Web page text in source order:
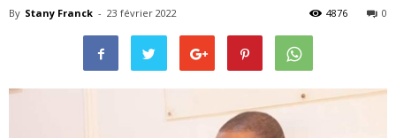
By Stany Franck - 23 février 2022 0
4876